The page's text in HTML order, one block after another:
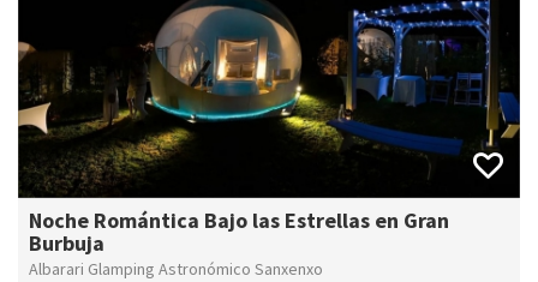
Noche Romántica Bajo las Estrellas en Gran
Burbuja
Albarari Glamping Astronómico Sanxenxo